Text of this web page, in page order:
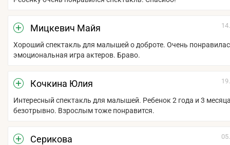
Мицкевич Майя
Хороший спектакль для малышей о доброте. Очень
эмоциональная игра актеров. Браво.
Кочкина Юлия
Интересный спектакль для малышей. Ребенок 2 года и 3
безотрывно. Взрослым тоже понравится.
Серикова